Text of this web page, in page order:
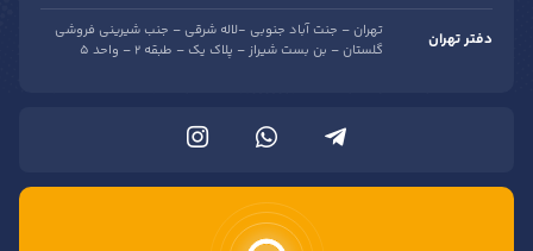
دفتر تهران
تهران – جنت آباد جنوبی -لاله شرقی – جنب شیرینی فروشی
گلستان – بن بست شیراز – پلاک یک – طبقه 2 – واحد 5